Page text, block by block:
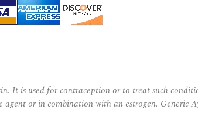
It is used for contraception or to treat such
or in combination with an estrogen. Generic